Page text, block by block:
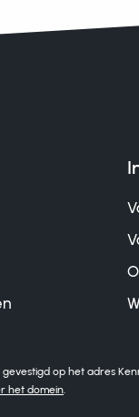
op het adres
het domein.